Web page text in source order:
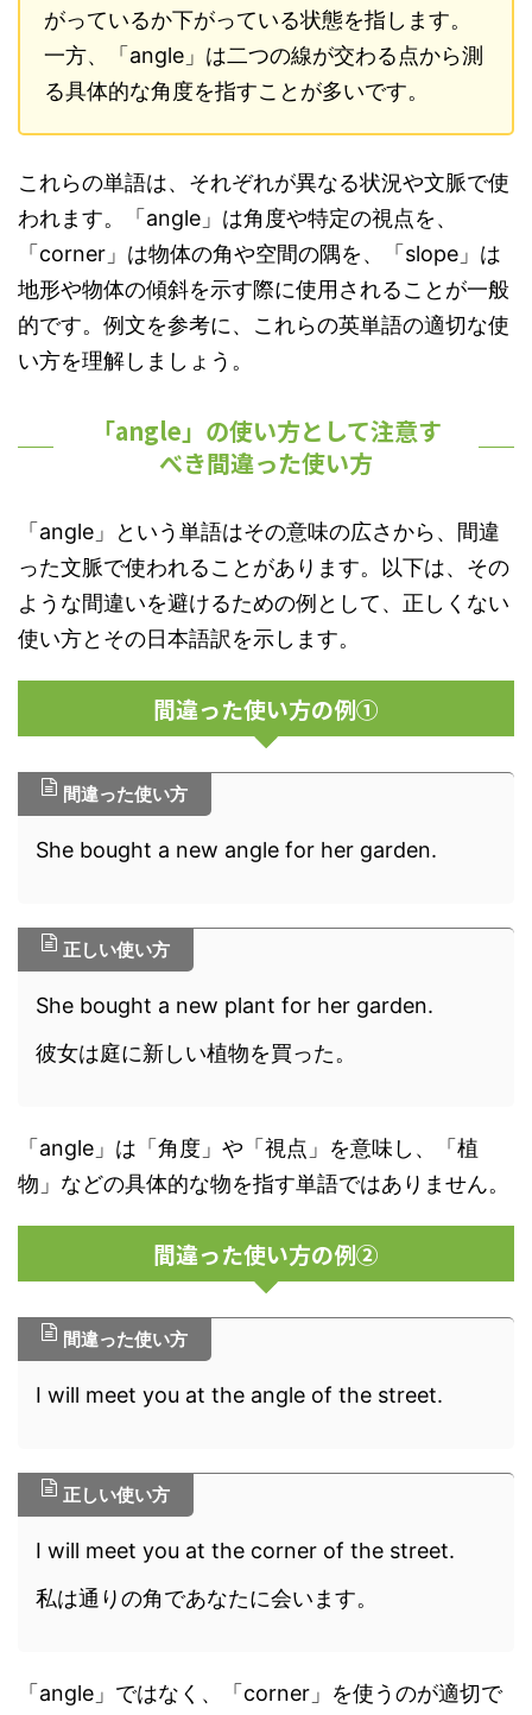
がっているか下がっている状態を指します。
一方、「angle」は二つの線が交わる点から測
る具体的な角度を指すことが多いです。
これらの単語は、それぞれが異なる状況や文脈で使
われます。「angle」は角度や特定の視点を、
「corner」は物体の角や空間の隅を、「slope」は
地形や物体の傾斜を示す際に使用されることが一般
的です。例文を参考に、これらの英単語の適切な使
い方を理解しましょう。
「angle」の使い方として注意す
べき間違った使い方
「angle」という単語はその意味の広さから、間違
った文脈で使われることがあります。以下は、その
ような間違いを避けるための例として、正しくない
使い方とその日本語訳を示します。
間違った使い方の例①
間違った使い方
She bought a new angle for her garden.
正しい使い方
She bought a new plant for her garden.
彼女は庭に新しい植物を買った。
「angle」は「角度」や「視点」を意味し、「植
物」などの具体的な物を指す単語ではありません。
間違った使い方の例②
間違った使い方
I will meet you at the angle of the street.
正しい使い方
I will meet you at the corner of the street.
私は通りの角であなたに会います。
「angle」ではなく、「corner」を使うのが適切で